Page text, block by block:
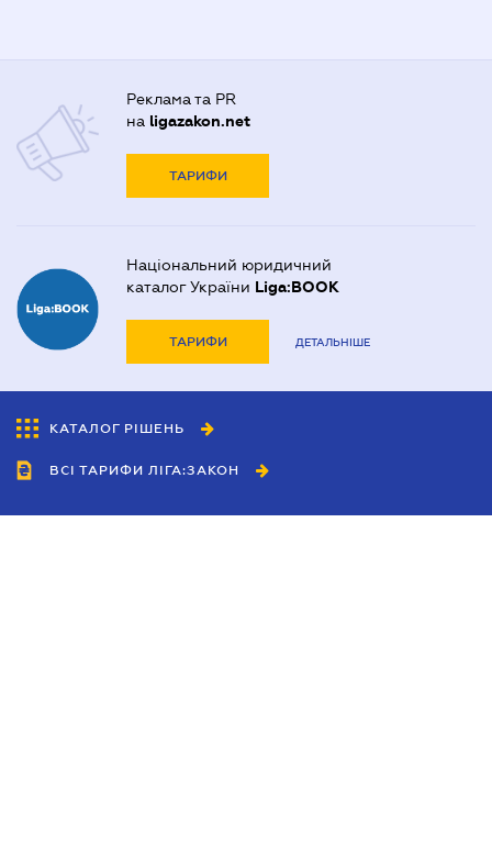
Реклама та PR
на ligazakon.net
ТАРИФИ
Національний юридичний
каталог України Liga:BOOK
ТАРИФИ ДЕТАЛЬНІШЕ
КАТАЛОГ РІШЕНЬ
ВСІ ТАРИФИ ЛІГА:ЗАКОН